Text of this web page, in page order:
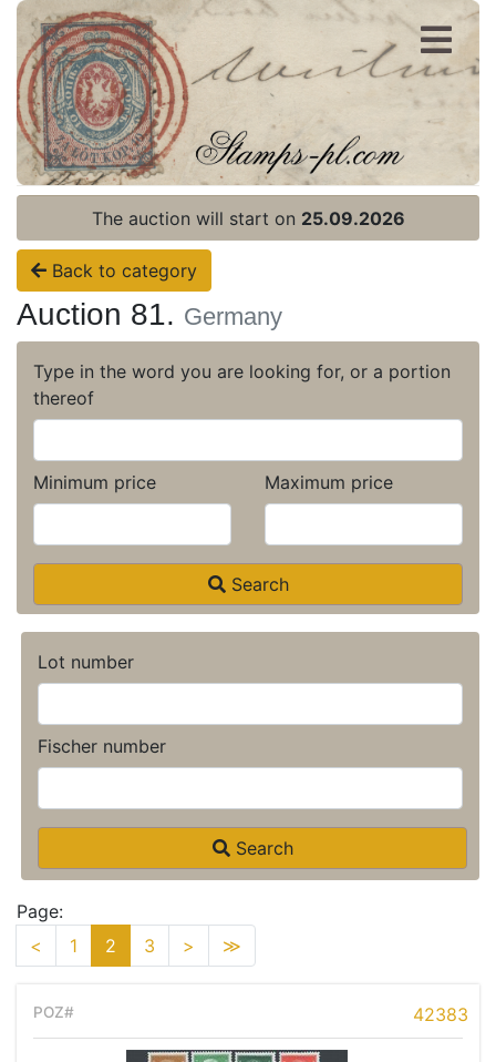
Register
Login
The auction will start on 25.09.2026
Back to category
Auction 81. Germany
Type in the word you are looking for, or a portion
thereof
Minimum price Maximum price
Search
Lot number
Fischer number
Search
Page:
<
1 2 3 > ≫
42383